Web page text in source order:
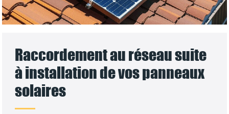
Raccordement au réseau suite
à installation de vos panneaux
solaires